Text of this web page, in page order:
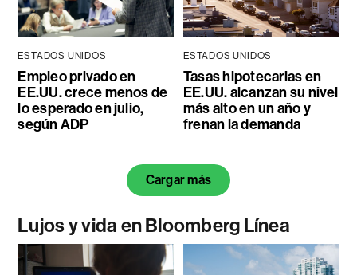
ESTADOS UNIDOS
Empleo privado en
EE.UU. crece menos de
lo esperado en julio,
según ADP
ESTADOS UNIDOS
Tasas hipotecarias en
EE.UU. alcanzan su nivel
más alto en un año y
frenan la demanda
Cargar más
Lujos y vida en Bloomberg Línea